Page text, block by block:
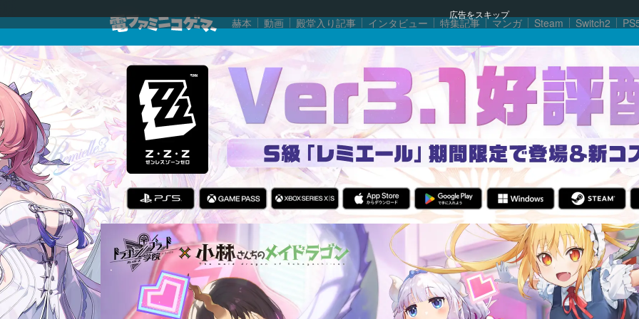
広告をスキップ
赫本 動画 殿堂入り記事 インタビュー 特集記事 マンガ Steam Switch2